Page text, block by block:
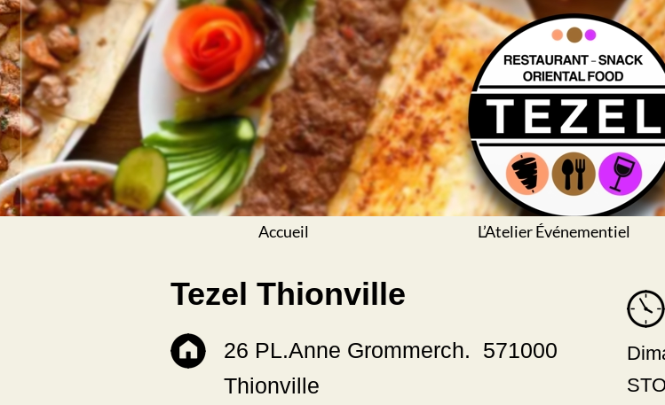
Accueil L’Atelier Événementiel
Tezel Thionville
26 PL.Anne Grommerch. 571000
Thionville